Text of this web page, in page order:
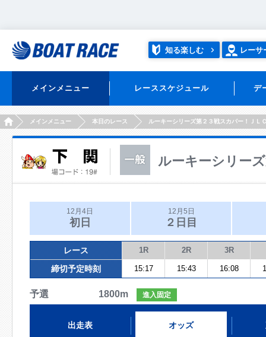
知る楽しむ レーサ
メインメニュー レーススケジュール デ
HOMEメインメニュー 本日のレース ルーキーシリーズ第２３戦スカパー！ＪＬ
ルーキーシリー
12月4日
初日
12月5日
２日目
レース 1R 2R 3R
締切予定時刻 15:17 15:43 16:08
予選 1800m 進入固定
出走表 オッズ